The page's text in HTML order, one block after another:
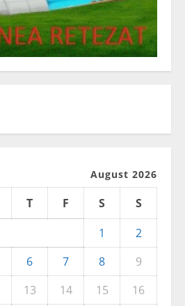
August 2026
T F S
S
1
2
6 7 8
9
13 14 15
16